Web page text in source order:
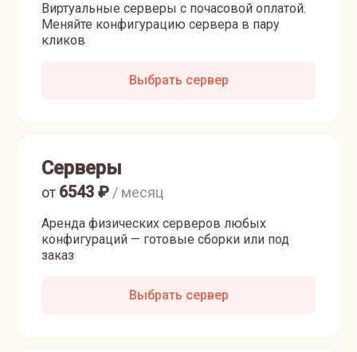
Виртуальные серверы с почасовой оплатой.
Меняйте конфигурацию сервера в пару
кликов
Выбрать сервер
Серверы
Аренда физических серверов любых
конфигураций — готовые сборки или под
заказ
от 6543 ₽ / месяц
Выбрать сервер